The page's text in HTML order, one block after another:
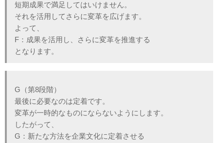
短期成果で満足してはいけません。
それを活用してさらに変革を広げます。
よって、
F：成果を活用し、さらに変革を推進する
となります。
G（第8段階）
最後に必要なのは定着です。
変革が一時的なものにならないようにします。
したがって、
G：新たな方法を企業文化に定着させる